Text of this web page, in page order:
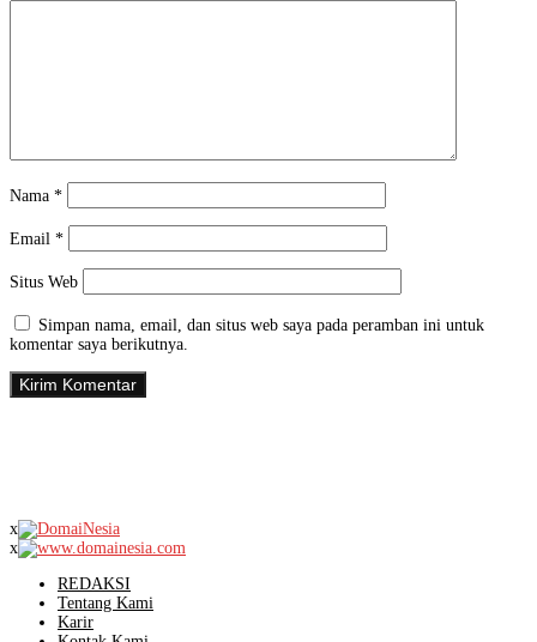
Nama *
Email *
Situs Web
Simpan nama, email, dan situs web saya pada peramban ini untuk
komentar saya berikutnya.
x
x
REDAKSI
Tentang Kami
Karir